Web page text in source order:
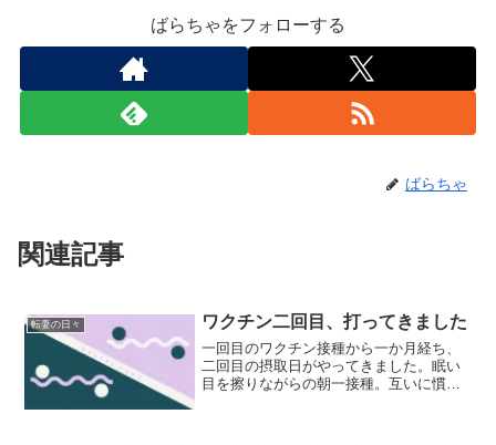
ばらちゃをフォローする
ばらちゃ
関連記事
転妻の日々 ワクチン二回目、打ってきました
一回目のワクチン接種から一か月経ち、
二回目の摂取日がやってきました。眠い
目を擦りながらの朝一接種。互いに慣れ